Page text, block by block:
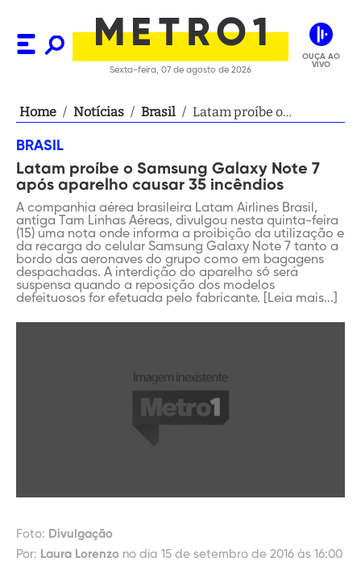
Sexta-feira, 07 de agosto de 2026
OUÇA AO
VIVO
Home / Notícias / Brasil / Latam proíbe o
incêndios
BRASIL
Latam proíbe o Samsung Galaxy Note 7
após aparelho causar 35 incêndios
A companhia aérea brasileira Latam Airlines Brasil,
antiga Tam Linhas Aéreas, divulgou nesta quinta-feira
(15) uma nota onde informa a proibição da utilização e
da recarga do celular Samsung Galaxy Note 7 tanto a
bordo das aeronaves do grupo como em bagagens
despachadas. A interdição do aparelho só será
suspensa quando a reposição dos modelos
defeituosos for efetuada pelo fabricante. [Leia mais...]
Foto: Divulgação
Por: Laura Lorenzo no dia 15 de setembro de 2016 às 16:00